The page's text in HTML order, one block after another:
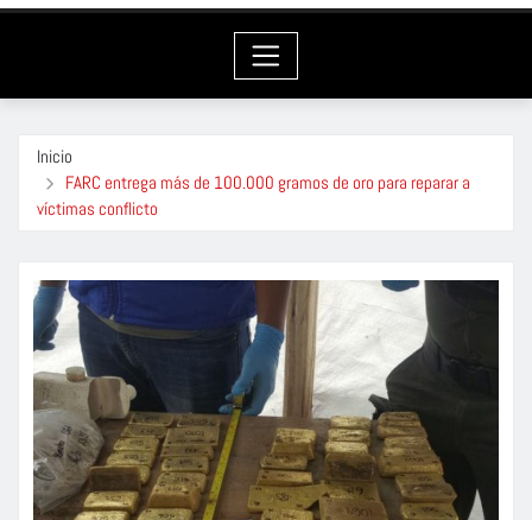
Inicio
FARC entrega más de 100.000 gramos de oro para reparar a
víctimas conflicto